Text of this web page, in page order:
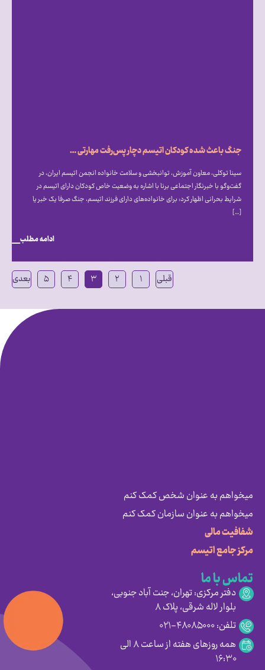
جنگ باعث شده کودکان اتیسم دچار پس‌رفت مهارتی شوند
سینا توکلی، معاون آموزش، توانبخشی و سلامت خانواده انجمن اتیسم ایران، در
گفت‌و‌گو با خبرنگار اجتماعی برنا با اشاره به وضعیت خاص کودکان دارای اتیسم در
شرایط بحرانی اظهار کرد: برای خانواده‌های دارای فرزند اتیسم، جنگ صرفا یک خبر یا
[…]
ادامه مطلب
قبلی ۱ ۲ ۳ ۴ ۵ بعدی
میخواهم به عنوان شخص کمک کنم
میخواهم به عنوان سازمان کمک کنم
شفافیت مالی
مرکز جامع اتیسم
تماس با ما
دفتر مرکزی: تهران، جنت آباد جنوبی،
بلوار لاله شرقی، پلاک ۸
تلفن: ۴۸۰۸۵۰۰۰-۰۲۱
همه روزهای هفته از ساعت ۸ الی
۱۶:۳۰